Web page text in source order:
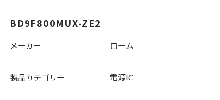
BD9F800MUX-ZE2
メーカー ローム
製品カテゴリー 電源IC